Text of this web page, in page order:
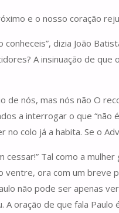
e o nosso coração
conheceis”, dizia João
A insinuação de
de nós, mas nós não O
a interrogar o que
no colo já a habita. Se o
cessar!” Tal como a
ventre, ora com um breve
não pode ser apenas
A oração de que fala